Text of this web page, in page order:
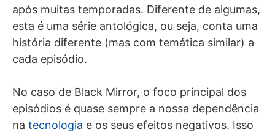
após muitas temporadas. Diferente de algumas,
esta é uma série antológica, ou seja, conta uma
história diferente (mas com temática similar) a
cada episódio.
No caso de Black Mirror, o foco principal dos
episódios é quase sempre a nossa dependência
na tecnologia e os seus efeitos negativos. Isso